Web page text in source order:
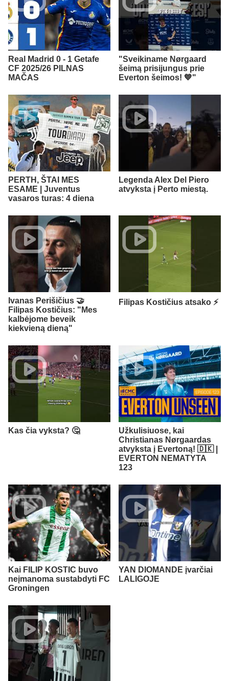
Real Madrid 0 - 1 Getafe
CF 2025/26 PILNAS
MAČAS
"Sveikiname Nørgaard
šeimą prisijungus prie
Everton šeimos! 💙"
PERTH, ŠTAI MES
ESAME | Juventus
vasaros turas: 4 diena
Legenda Alex Del Piero
atvyksta į Perto miestą.
Ivanas Perišičius 🤝
Filipas Kostičius: "Mes
kalbėjome beveik
kiekvieną dieną"
Filipas Kostičius atsako ⚡
Kas čia vyksta? 🤔
Užkulisiuose, kai
Christianas Nørgaardas
atvyksta į Evertoną! 🇩🇰 |
EVERTON NEMATYTA
123
Kai FILIP KOSTIC buvo
neįmanoma sustabdyti FC
Groningen
YAN DIOMANDE įvarčiai
LALIGOJE